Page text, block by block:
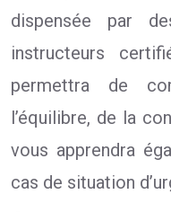
dispensée par
instructeurs
permettra de
l’équilibre, de la
vous apprendra
cas de situation